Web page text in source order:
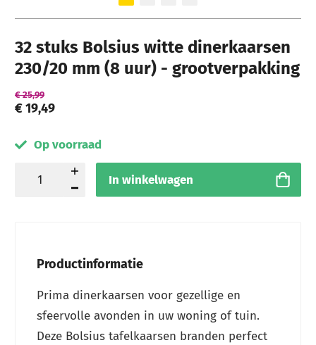
Ga naar het begin van de afbeeldingen-gallerij
32 stuks Bolsius witte dinerkaarsen
230/20 mm (8 uur) - grootverpakking
€ 19,49
€ 25,99
Op voorraad
In winkelwagen
Productinformatie
Prima dinerkaarsen voor gezellige en
sfeervolle avonden in uw woning of tuin.
Deze Bolsius tafelkaarsen branden perfect